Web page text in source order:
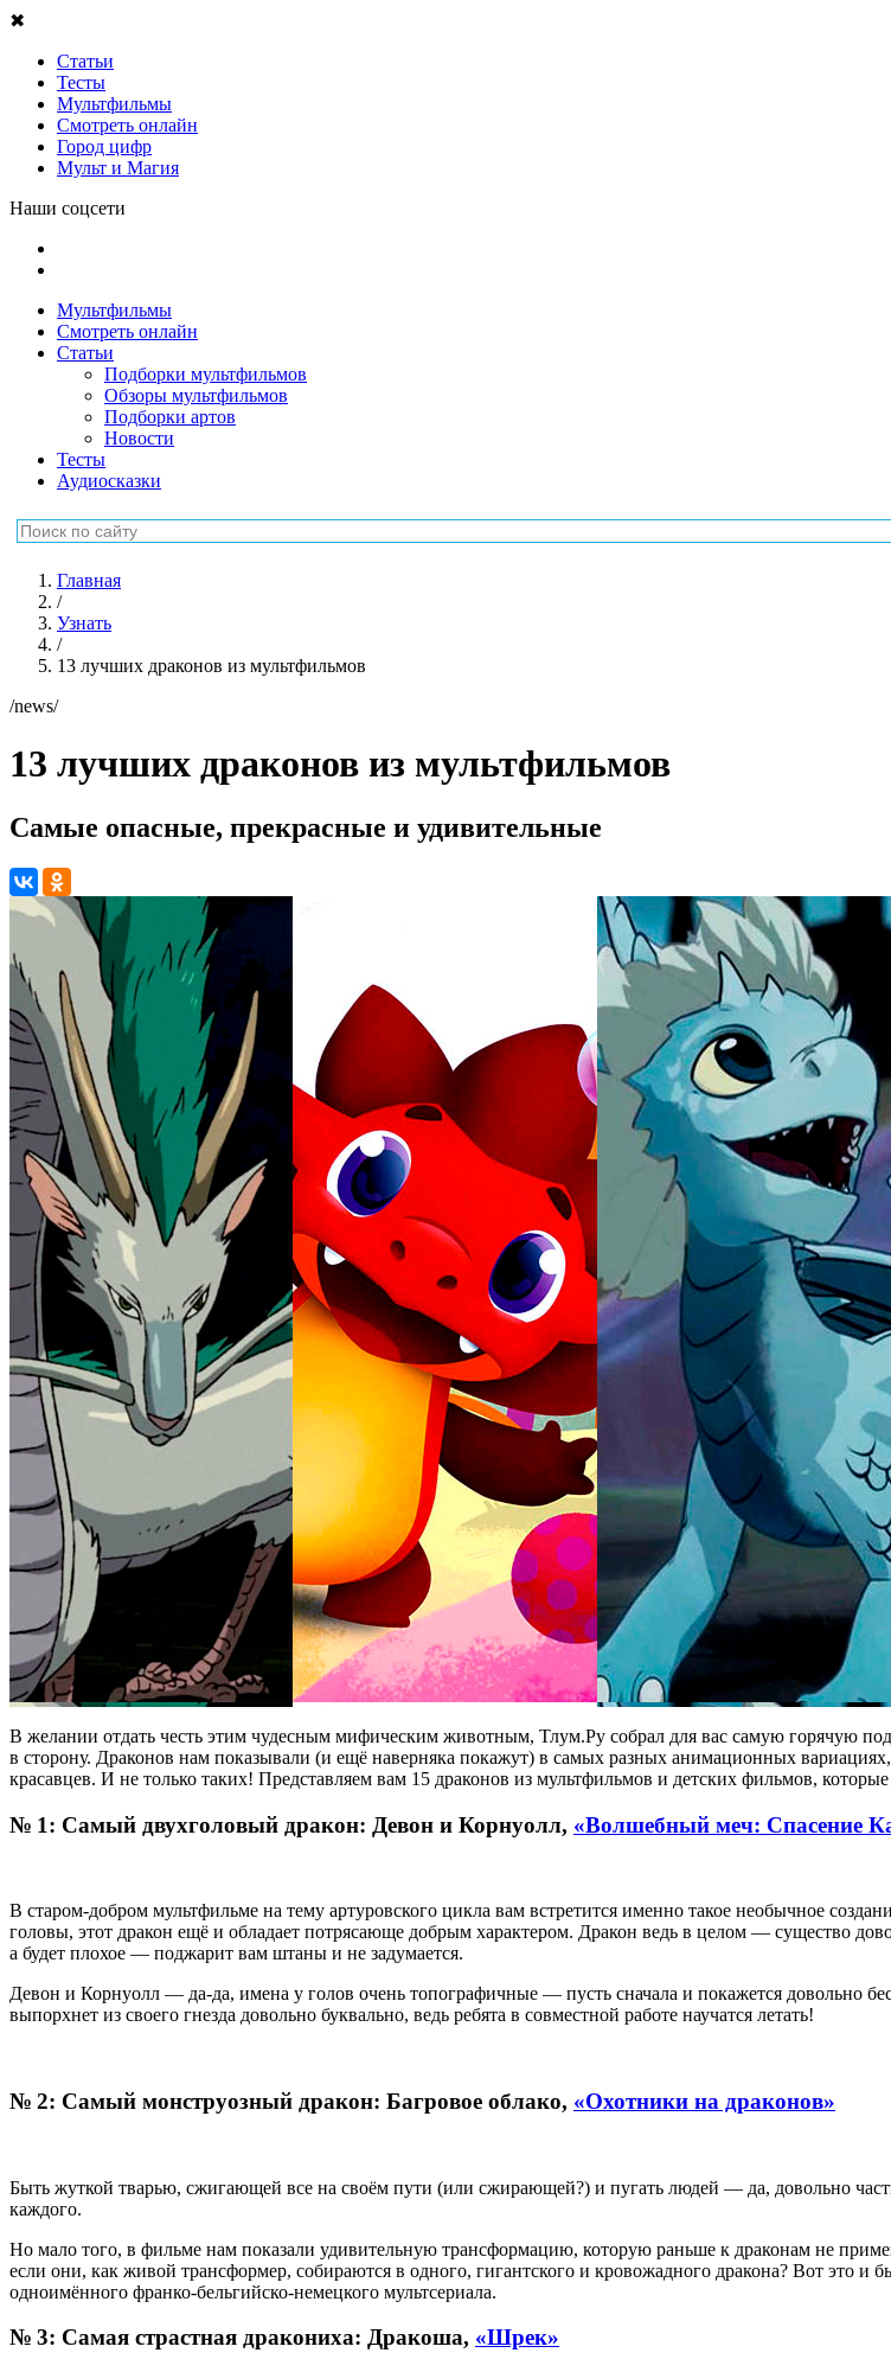
✖
Статьи
Тесты
Мультфильмы
Смотреть онлайн
Город цифр
Мульт и Магия
Наши соцсети
Мультфильмы
Смотреть онлайн
Статьи
Подборки мультфильмов
Обзоры мультфильмов
Подборки артов
Новости
Тесты
Аудиосказки
Главная
/
Узнать
/
13 лучших драконов из мультфильмов
/news/
13 лучших драконов из мультфильмов
Самые опасные, прекрасные и удивительные
В желании отдать честь этим чудесным мифическим животным, Тлум.Ру собрал для вас самую горячую
в сторону. Драконов нам показывали (и ещё наверняка покажут) в самых разных анимационных
красавцев. И не только таких! Представляем вам 15 драконов из мультфильмов и детских фильмов,
№ 1: Самый двухголовый дракон: Девон и Корнуолл, «Волшебный меч: Спасение
В старом-добром мультфильме на тему артуровского цикла вам встретится именно такое необычное
головы, этот дракон ещё и обладает потрясающе добрым характером. Дракон ведь в целом — существо
а будет плохое — поджарит вам штаны и не задумается.
Девон и Корнуолл — да-да, имена у голов очень топографичные — пусть сначала и покажется довольно
выпорхнет из своего гнезда довольно буквально, ведь ребята в совместной работе научатся летать!
№ 2: Самый монструозный дракон: Багровое облако, «Охотники на драконов»
Быть жуткой тварью, сжигающей все на своём пути (или сжирающей?) и пугать людей — да, довольно
каждого.
Но мало того, в фильме нам показали удивительную трансформацию, которую раньше к драконам не
если они, как живой трансформер, собираются в одного, гигантского и кровожадного дракона? Вот это
одноимённого франко-бельгийско-немецкого мультсериала.
№ 3: Самая страстная дракониха: Дракоша, «Шрек»